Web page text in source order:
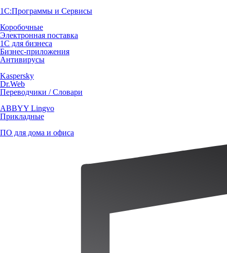
1С:Программы и Сервисы
Коробочные
Электронная поставка
1С для бизнеса
Бизнес-приложения
Антивирусы
Kaspersky
Dr.Web
Переводчики / Словари
ABBYY Lingvo
Прикладные
ПО для дома и офиса